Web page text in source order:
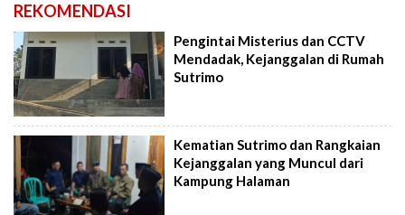
REKOMENDASI
Pengintai Misterius dan CCTV
Mendadak, Kejanggalan di Rumah
Sutrimo
Kematian Sutrimo dan Rangkaian
Kejanggalan yang Muncul dari
Kampung Halaman